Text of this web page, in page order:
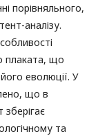
порівняльного,
аналізу.
плаката, що
еволюції. У
що в
та